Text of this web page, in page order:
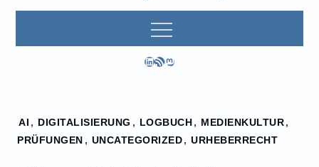
LinkedIn
RSS-FeedMastodon
Home
2023
AI , DIGITALISIERUNG , LOGBUCH, MEDIENKULTUR,
PRÜFUNGEN , UNCATEGORIZED, URHEBERRECHT